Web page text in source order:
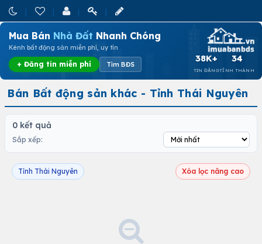
Mua Bán Nhà Đất Nhanh Chóng
Kênh bất động sản miễn phí, uy tín
+ Đăng tin miễn phí Tìm BĐS
38K+
TIN ĐĂNG
34
TỈNH THÀNH
Bán Bất động sản khác - Tỉnh Thái Nguyên
0 kết quả
Sắp xếp:
Tỉnh Thái Nguyên Xóa lọc nâng cao